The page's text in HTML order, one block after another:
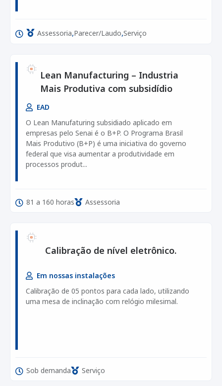
Assessoria,Parecer/Laudo,Serviço
Lean Manufacturing – Industria
Mais Produtiva com subsidídio
EAD
O Lean Manufaturing subsidiado aplicado em
empresas pelo Senai é o B+P. O Programa Brasil
Mais Produtivo (B+P) é uma iniciativa do governo
federal que visa aumentar a produtividade em
processos produt...
81 a 160 horas Assessoria
Calibração de nível eletrônico.
Em nossas instalações
Calibração de 05 pontos para cada lado, utilizando
uma mesa de inclinação com relógio milesimal.
Sob demanda Serviço